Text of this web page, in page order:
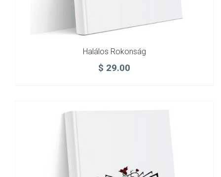
Halálos Rokonság
$ 29.00